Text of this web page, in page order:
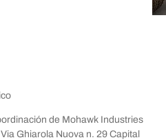
de Mohawk Industries
Ghiarola Nuova n. 29 Capital